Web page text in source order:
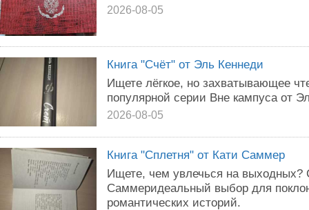
2026-08-05
Книга "Счёт" от Эль Кеннеди
Ищете лёгкое, но захватывающее
популярной серии Вне кампуса от
2026-08-05
Книга "Сплетня" от Кати Саммер
Ищете, чем увлечься на выходных?
Саммеридеальный выбор для
романтических историй.